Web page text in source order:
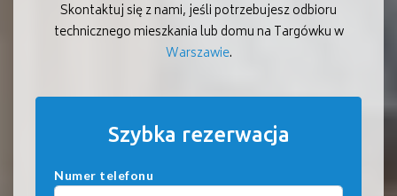
Skontaktuj się z nami, jeśli potrzebujesz odbioru
technicznego mieszkania lub domu na Targówku w
Warszawie.
Szybka rezerwacja
Numer telefonu